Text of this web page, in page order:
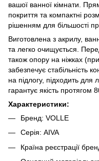
вашої ванної кімнати.
покриття та компактні
рішенням для більшості
Виготовлена з акрилу,
та легко очищується.
також опору на ніжках
забезпечує стабільність
на підлогу, підходить для
гарантує якість протягом
Характеристики:
Бренд: VOLLE
Серія: AIVA
Країна реєстрації